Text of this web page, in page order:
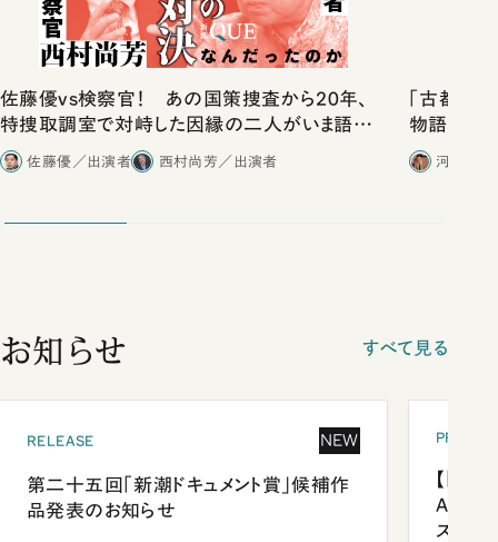
佐藤優vs検察官！ あの国策捜査から20年、
特捜取調室で対峙した因縁の二人がいま語り
合ったこと
佐藤優／出演者 西村尚芳／出演者
「古都」
物語」に
河野有
お知らせ すべて見る
RELEASE NEW
第二十五回「新潮ドキュメント賞」候補作
品発表のお知らせ
【「新
ズプレ